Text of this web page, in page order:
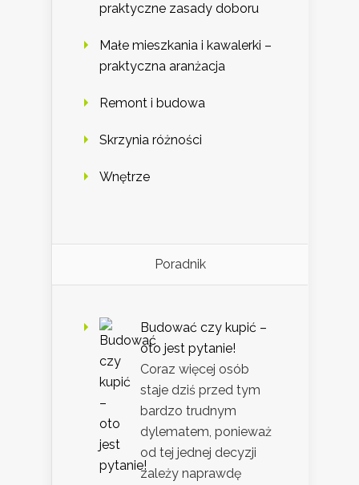
praktyczne zasady doboru
Małe mieszkania i kawalerki –
praktyczna aranżacja
Remont i budowa
Skrzynia różności
Wnętrze
Poradnik
Budować czy kupić –
oto jest pytanie!
Coraz więcej osób
staje dziś przed tym
bardzo trudnym
dylematem, ponieważ
od tej jednej decyzji
zależy naprawdę